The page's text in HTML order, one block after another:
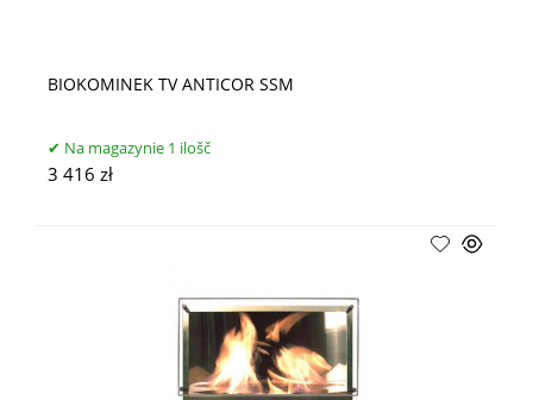
BIOKOMINEK TV ANTICOR SSM
Na magazynie 1 ilošč
3 416 zł